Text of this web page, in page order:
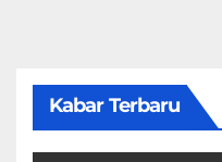
Kabar Terbaru